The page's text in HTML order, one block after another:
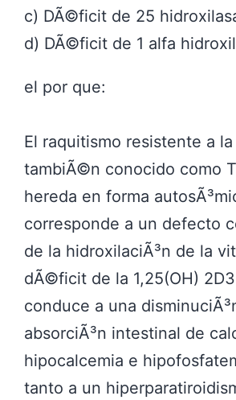
c) DÃ©ficit de 25
d) DÃ©ficit de 1 alfa
el por que:
El raquitismo resistente a
tambiÃ©n conocido como
hereda en forma
corresponde a un defecto
de la hidroxilaciÃ³n de la
dÃ©ficit de la 1,25(OH)
conduce a una
absorciÃ³n intestinal de
hipocalcemia e
tanto a un